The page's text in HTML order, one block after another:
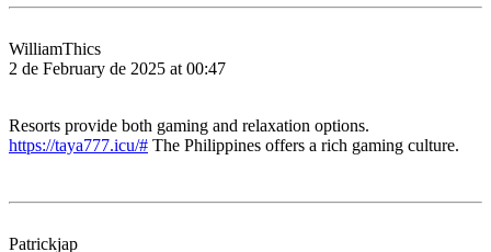
WilliamThics
2 de February de 2025 at 00:47
Resorts provide both gaming and relaxation options.
https://taya777.icu/# The Philippines offers a rich gaming culture.
Patrickjap